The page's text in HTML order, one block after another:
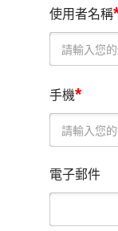
使用者名稱
手機*
電子郵件